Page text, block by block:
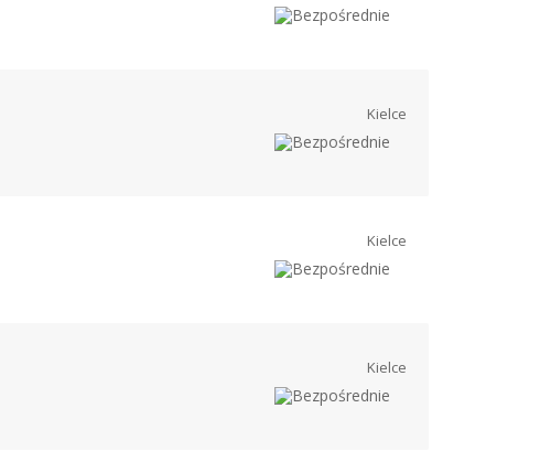
Kielce
Kielce
Kielce